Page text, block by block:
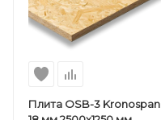
Плита OSB-3 Kronospan